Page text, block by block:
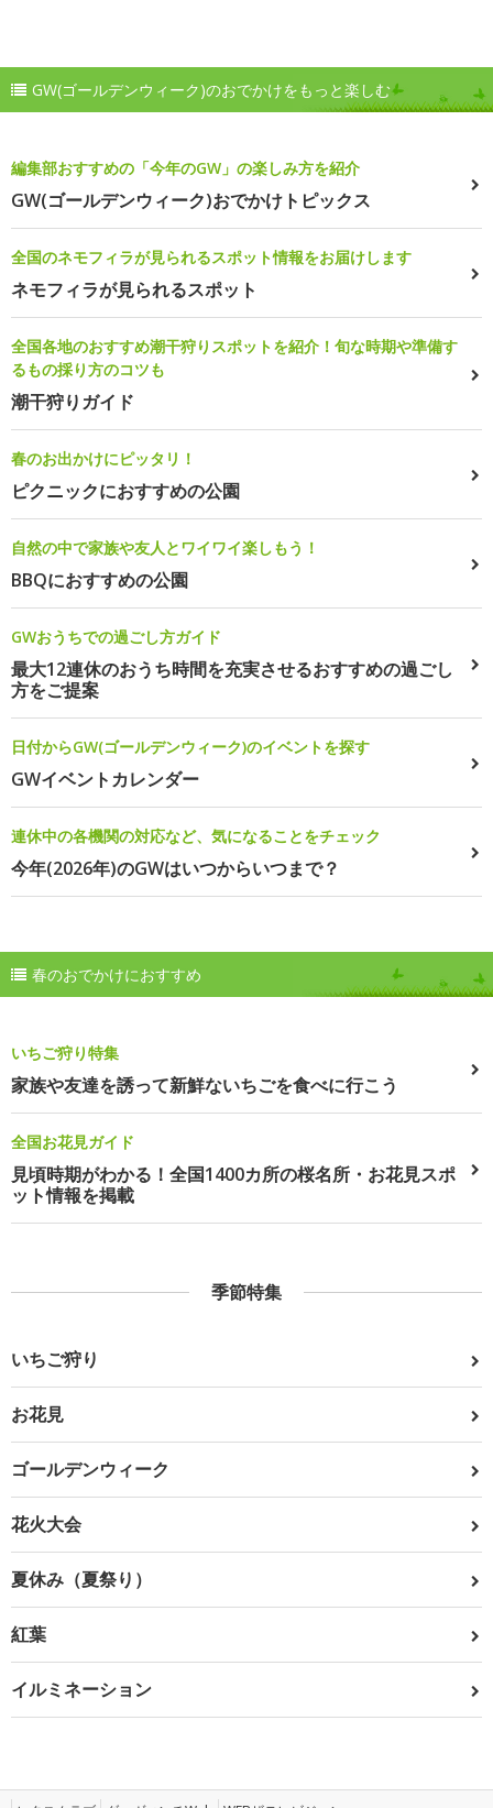
GW(ゴールデンウィーク)のおでかけをもっと楽しむ
編集部おすすめの「今年のGW」の楽しみ方を紹介
GW(ゴールデンウィーク)おでかけトピックス
全国のネモフィラが見られるスポット情報をお届けします
ネモフィラが見られるスポット
全国各地のおすすめ潮干狩りスポットを紹介！旬な時期や準備す
るもの採り方のコツも
潮干狩りガイド
春のお出かけにピッタリ！
ピクニックにおすすめの公園
自然の中で家族や友人とワイワイ楽しもう！
BBQにおすすめの公園
GWおうちでの過ごし方ガイド
最大12連休のおうち時間を充実させるおすすめの過ごし
方をご提案
日付からGW(ゴールデンウィーク)のイベントを探す
GWイベントカレンダー
連休中の各機関の対応など、気になることをチェック
今年(2026年)のGWはいつからいつまで？
春のおでかけにおすすめ
いちご狩り特集
家族や友達を誘って新鮮ないちごを食べに行こう
全国お花見ガイド
見頃時期がわかる！全国1400カ所の桜名所・お花見スポ
ット情報を掲載
季節特集
いちご狩り
お花見
ゴールデンウィーク
花火大会
夏休み（夏祭り）
紅葉
イルミネーション